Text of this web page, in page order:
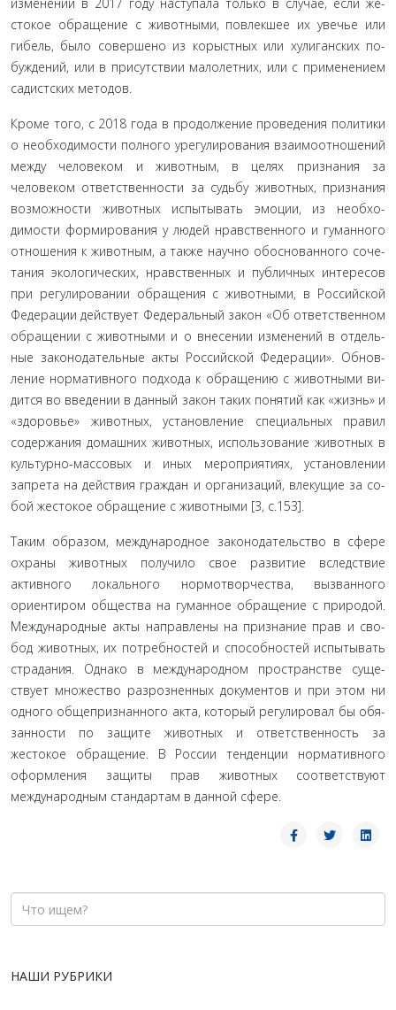
стокое обращение с животными, повлекшее их увечье или
гибель, было совершено из корыстных или хулиганских по­
буждений, или в присутствии малолетних, или с применени­ем
садистских методов.
Кроме того, с 2018 года в продолжение проведения по­литики
о необходимости полного урегулирования взаимоот­ношений
между человеком и животным, в целях признания за
человеком ответственности за судьбу животных, призна­ния
возможности животных испытывать эмоции, из необхо­
димости формирования у людей нравственного и гуманного
отношения к животным, а также научно обоснованного соче­
тания экологических, нравственных и публичных интересов
при регулировании обращения с животными, в Российской
Федерации действует Федеральный закон «Об ответственном
обращении с животными и о внесении изменений в отдель­
ные законодательные акты Российской Федерации». Обнов­
ление нормативного подхода к обращению с животными ви­
дится во введении в данный закон таких понятий как «жизнь» и
«здоровье» животных, установление специальных правил
содержания домашних животных, использование животных в
культурно-массовых и иных мероприятиях, установлении
запрета на действия граждан и организаций, влекущие за со­
бой жестокое обращение с животными [3, с.153].
Таким образом, международное законодательство в сфере
охраны животных получило свое развитие вслед­ствие
активного локального нормотворчества, вызванного
ориентиром общества на гуманное обращение с природой.
Международные акты направлены на признание прав и сво­
бод животных, их потребностей и способностей испытывать
страдания. Однако в международном пространстве суще­
ствует множество разрозненных документов и при этом ни
одного общепризнанного акта, который регулировал бы обя­
занности по защите животных и ответственность за
жестокое обращение. В России тенденции нормативного
оформления защиты прав животных соответствуют
международным стан­дартам в данной сфере.
НАШИ РУБРИКИ